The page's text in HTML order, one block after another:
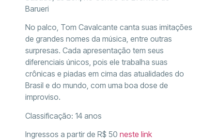
Barueri
No palco, Tom Cavalcante canta suas imitações
de grandes nomes da música, entre outras
surpresas. Cada apresentação tem seus
diferenciais únicos, pois ele trabalha suas
crônicas e piadas em cima das atualidades do
Brasil e do mundo, com uma boa dose de
improviso.
Classificação: 14 anos
Ingressos a partir de R$ 50 neste link